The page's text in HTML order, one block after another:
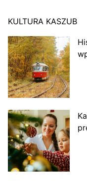
KULTURA KASZUB